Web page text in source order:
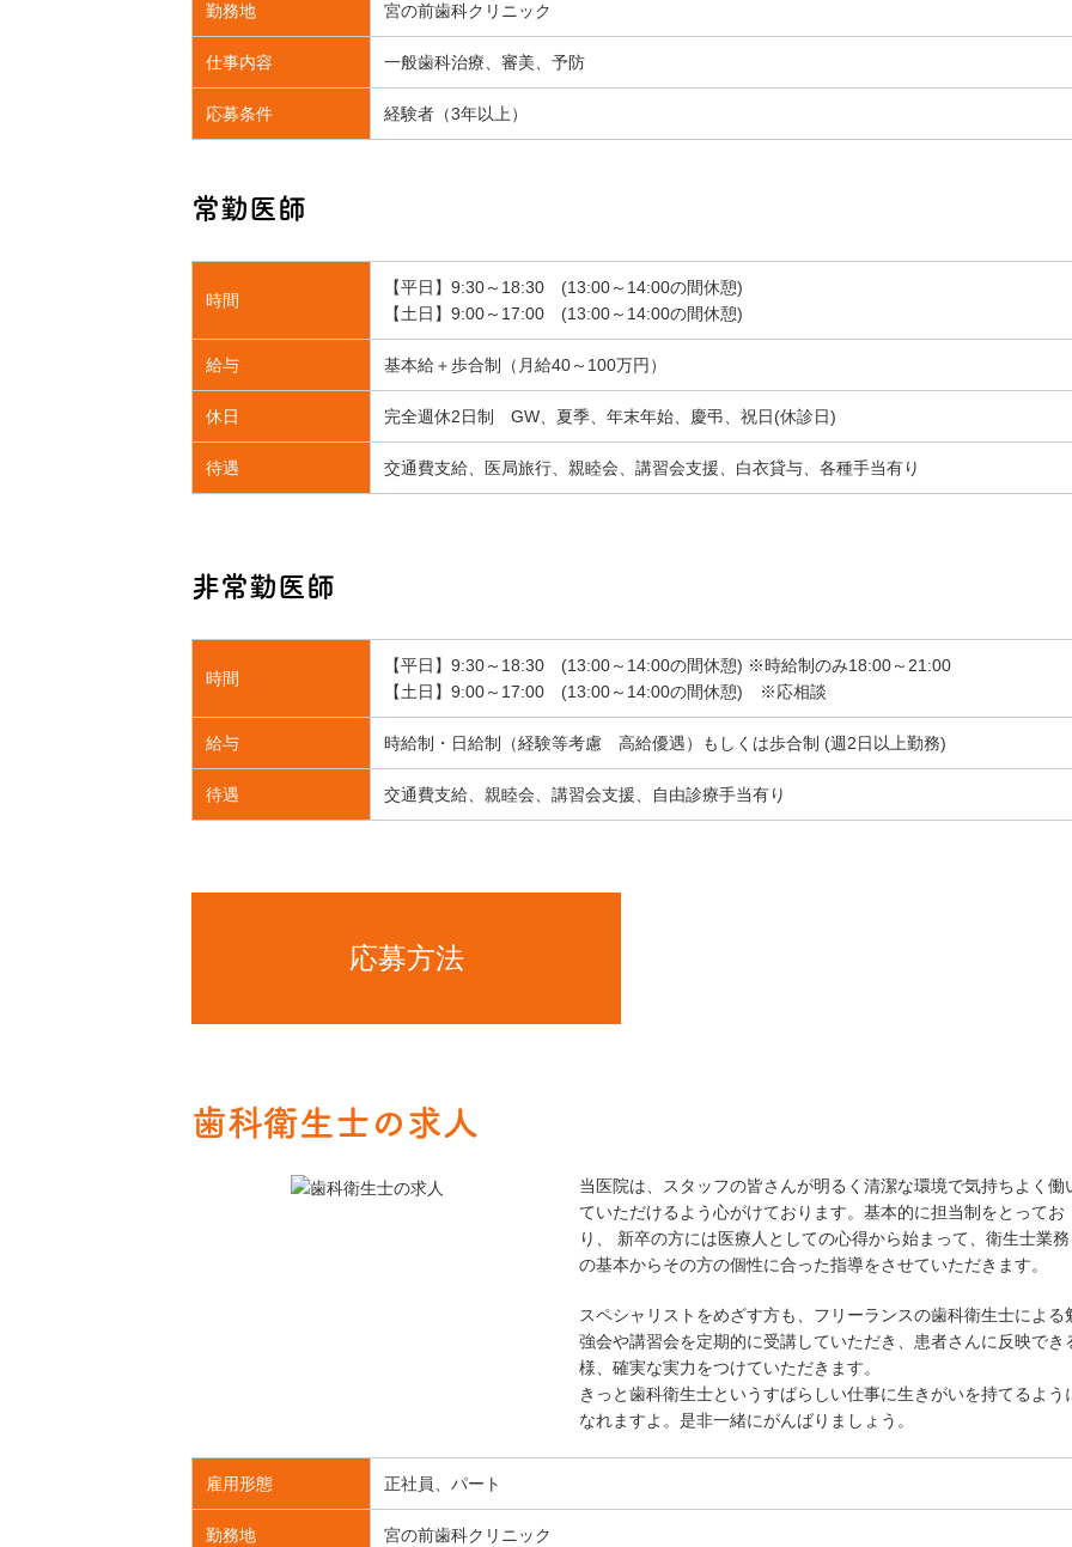
勤務地 宮の前歯科クリニック
仕事内容 一般歯科治療、審美、予防
応募条件 経験者（3年以上）
常勤医師
時間
【平日】9:30～18:30 (13:00～14:00の間休憩)
【土日】9:00～17:00 (13:00～14:00の間休憩)
給与 基本給＋歩合制（月給40～100万円）
休日 完全週休2日制 GW、夏季、年末年始、慶弔、祝日(休診日)
待遇 交通費支給、医局旅行、親睦会、講習会支援、白衣貸与、各種手当有り
非常勤医師
時間
【平日】9:30～18:30 (13:00～14:00の間休憩) ※時給制のみ18:00～21:00
【土日】9:00～17:00 (13:00～14:00の間休憩) ※応相談
給与 時給制・日給制（経験等考慮 高給優遇）もしくは歩合制 (週2日以上勤務)
待遇 交通費支給、親睦会、講習会支援、自由診療手当有り
応募方法
歯科衛生士の求人
当医院は、スタッフの皆さんが明るく清潔な環境で気持ちよく働
ていただけるよう心がけております。基本的に担当制をとってお
り、 新卒の方には医療人としての心得から始まって、衛生士業務
の基本からその方の個性に合った指導をさせていただきます。
スペシャリストをめざす方も、フリーランスの歯科衛生士による
強会や講習会を定期的に受講していただき、患者さんに反映でき
様、確実な実力をつけていただきます。
きっと歯科衛生士というすばらしい仕事に生きがいを持てるよう
なれますよ。是非一緒にがんばりましょう。
雇用形態 正社員、パート
勤務地 宮の前歯科クリニック